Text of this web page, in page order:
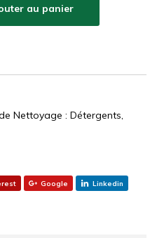
au panier
Nettoyage : Détergents,
Google Linkedin